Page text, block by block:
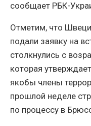
сообщает РБК-
Отметим, что
подали заявку на
столкнулись с
которая
якобы члены
прошлой неделе
по процессу в